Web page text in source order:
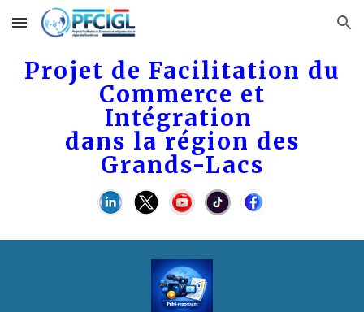
Skip to main content Skip to navigation
Projet de Facilitation du
Commerce et
Intégration
dans la région des
Grands-Lacs